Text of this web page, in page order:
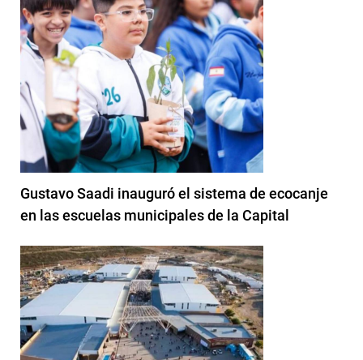
Gustavo Saadi inauguró el sistema de ecocanje
en las escuelas municipales de la Capital